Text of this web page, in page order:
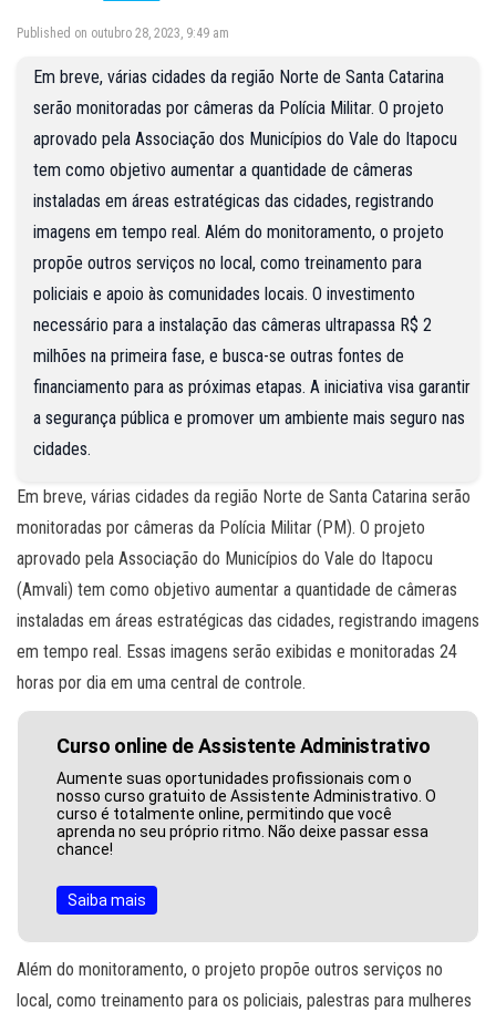
Published on outubro 28, 2023, 9:49 am
Em breve, várias cidades da região Norte de Santa Catarina
serão monitoradas por câmeras da Polícia Militar. O projeto
aprovado pela Associação dos Municípios do Vale do Itapocu
tem como objetivo aumentar a quantidade de câmeras
instaladas em áreas estratégicas das cidades, registrando
imagens em tempo real. Além do monitoramento, o projeto
propõe outros serviços no local, como treinamento para
policiais e apoio às comunidades locais. O investimento
necessário para a instalação das câmeras ultrapassa R$ 2
milhões na primeira fase, e busca-se outras fontes de
financiamento para as próximas etapas. A iniciativa visa garantir
a segurança pública e promover um ambiente mais seguro nas
cidades.
Em breve, várias cidades da região Norte de Santa Catarina serão
monitoradas por câmeras da Polícia Militar (PM). O projeto
aprovado pela Associação do Municípios do Vale do Itapocu
(Amvali) tem como objetivo aumentar a quantidade de câmeras
instaladas em áreas estratégicas das cidades, registrando imagens
em tempo real. Essas imagens serão exibidas e monitoradas 24
horas por dia em uma central de controle.
Curso online de Assistente Administrativo
Aumente suas oportunidades profissionais com o
nosso curso gratuito de Assistente Administrativo. O
curso é totalmente online, permitindo que você
aprenda no seu próprio ritmo. Não deixe passar essa
chance!
Saiba mais
Além do monitoramento, o projeto propõe outros serviços no
local, como treinamento para os policiais, palestras para mulheres